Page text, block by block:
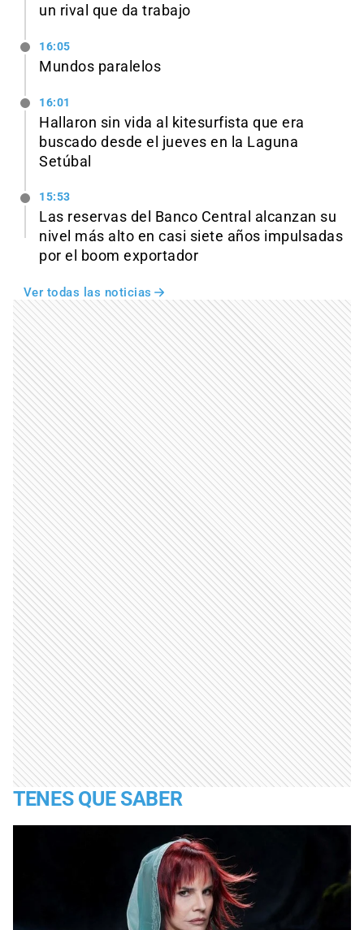
un rival que da trabajo
16:05
Mundos paralelos
16:01
Hallaron sin vida al kitesurfista que era
buscado desde el jueves en la Laguna
Setúbal
15:53
Las reservas del Banco Central alcanzan su
nivel más alto en casi siete años impulsadas
por el boom exportador
Ver todas las noticias
TENES QUE SABER